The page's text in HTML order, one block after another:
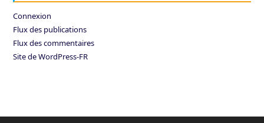
Connexion
Flux des publications
Flux des commentaires
Site de WordPress-FR